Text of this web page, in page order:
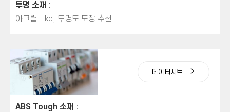
투명 소재 :
아크릴 Like, 투명도 도장 추천
데이터시트
ABS Tough 소재 :